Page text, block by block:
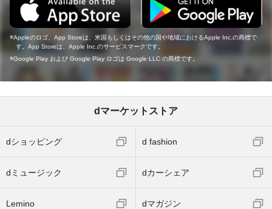
Appleのロゴ、App Storeは、米国もしくはその他の国や地域におけるApple Inc.の商標で
す。App Storeは、Apple Inc.のサービスマークです。
Google Play および Google Play ロゴは Google LLC の商標です。
dマーケットストア
dショッピング d fashion
dミュージック dカーシェア
Lemino dマガジン